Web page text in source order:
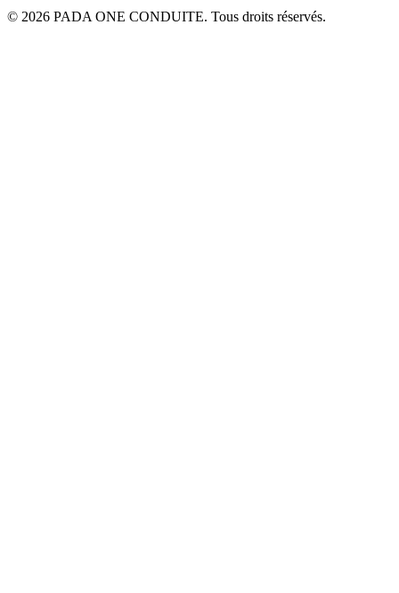
© 2026 PADA ONE CONDUITE. Tous droits réservés.